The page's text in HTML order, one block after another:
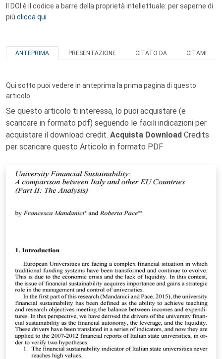
Il DOI è il codice a barre della proprietà intellettuale: per saperne di
più clicca qui
ANTEPRIMA PRESENTAZIONE CITATO DA CITAMI
Qui sotto puoi vedere in anteprima la prima pagina di questo
articolo.
Se questo articolo ti interessa, lo puoi acquistare (e
scaricare in formato pdf) seguendo le facili indicazioni per
acquistare il download credit. Acquista Download Credits
per scaricare questo Articolo in formato PDF